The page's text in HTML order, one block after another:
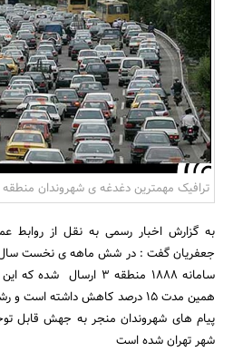
ترافیک مهمترین دغدغه ی شهروندان منطقه 3
سامانه 1888 منطقه 3
همین مدت 15 درصد کاهش داشته
شهر تهران شده است